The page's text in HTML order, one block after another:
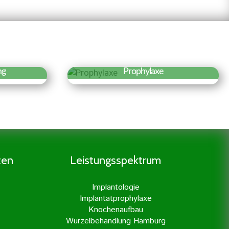
Dies
»
Prophylaxe
Zahngesundheit. Daher legen
Prophylaxe und professionelle
Zahnreinigung.
Erfahren Sie mehr »
Leistungsspektrum
Implantologie
Implantatprophylaxe
Knochenaufbau
Wurzelbehandlung Hamburg